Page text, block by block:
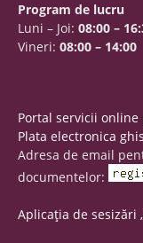
Program de lucru
Luni – Joi: 08:00 –
Vineri: 08:00 – 14:00
Portal servicii
Plata electronica
Adresa de email
documentelor:
Aplicația de sesizări